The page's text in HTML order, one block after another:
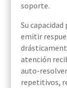
soporte.
Su
emitir
atención
auto-
repetitivos,